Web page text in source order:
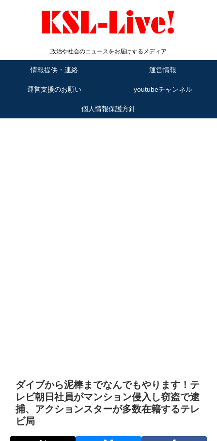
政治や社会のニュースをお届けするメディア
情報提供・連絡 運営情報
運営支援のお願い youtubeチャンネル
個人情報保護方針
ダイブから泥棒までなんでもやります！テ
レビ朝日社員がマンション侵入し窃盗で逮
捕、アクションスターが多数在籍するテレ
ビ局